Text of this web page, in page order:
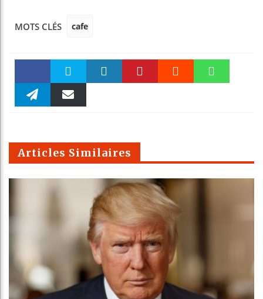
MOTS CLÉS cafe
Faceboo Twitter
m
Articles Similaires